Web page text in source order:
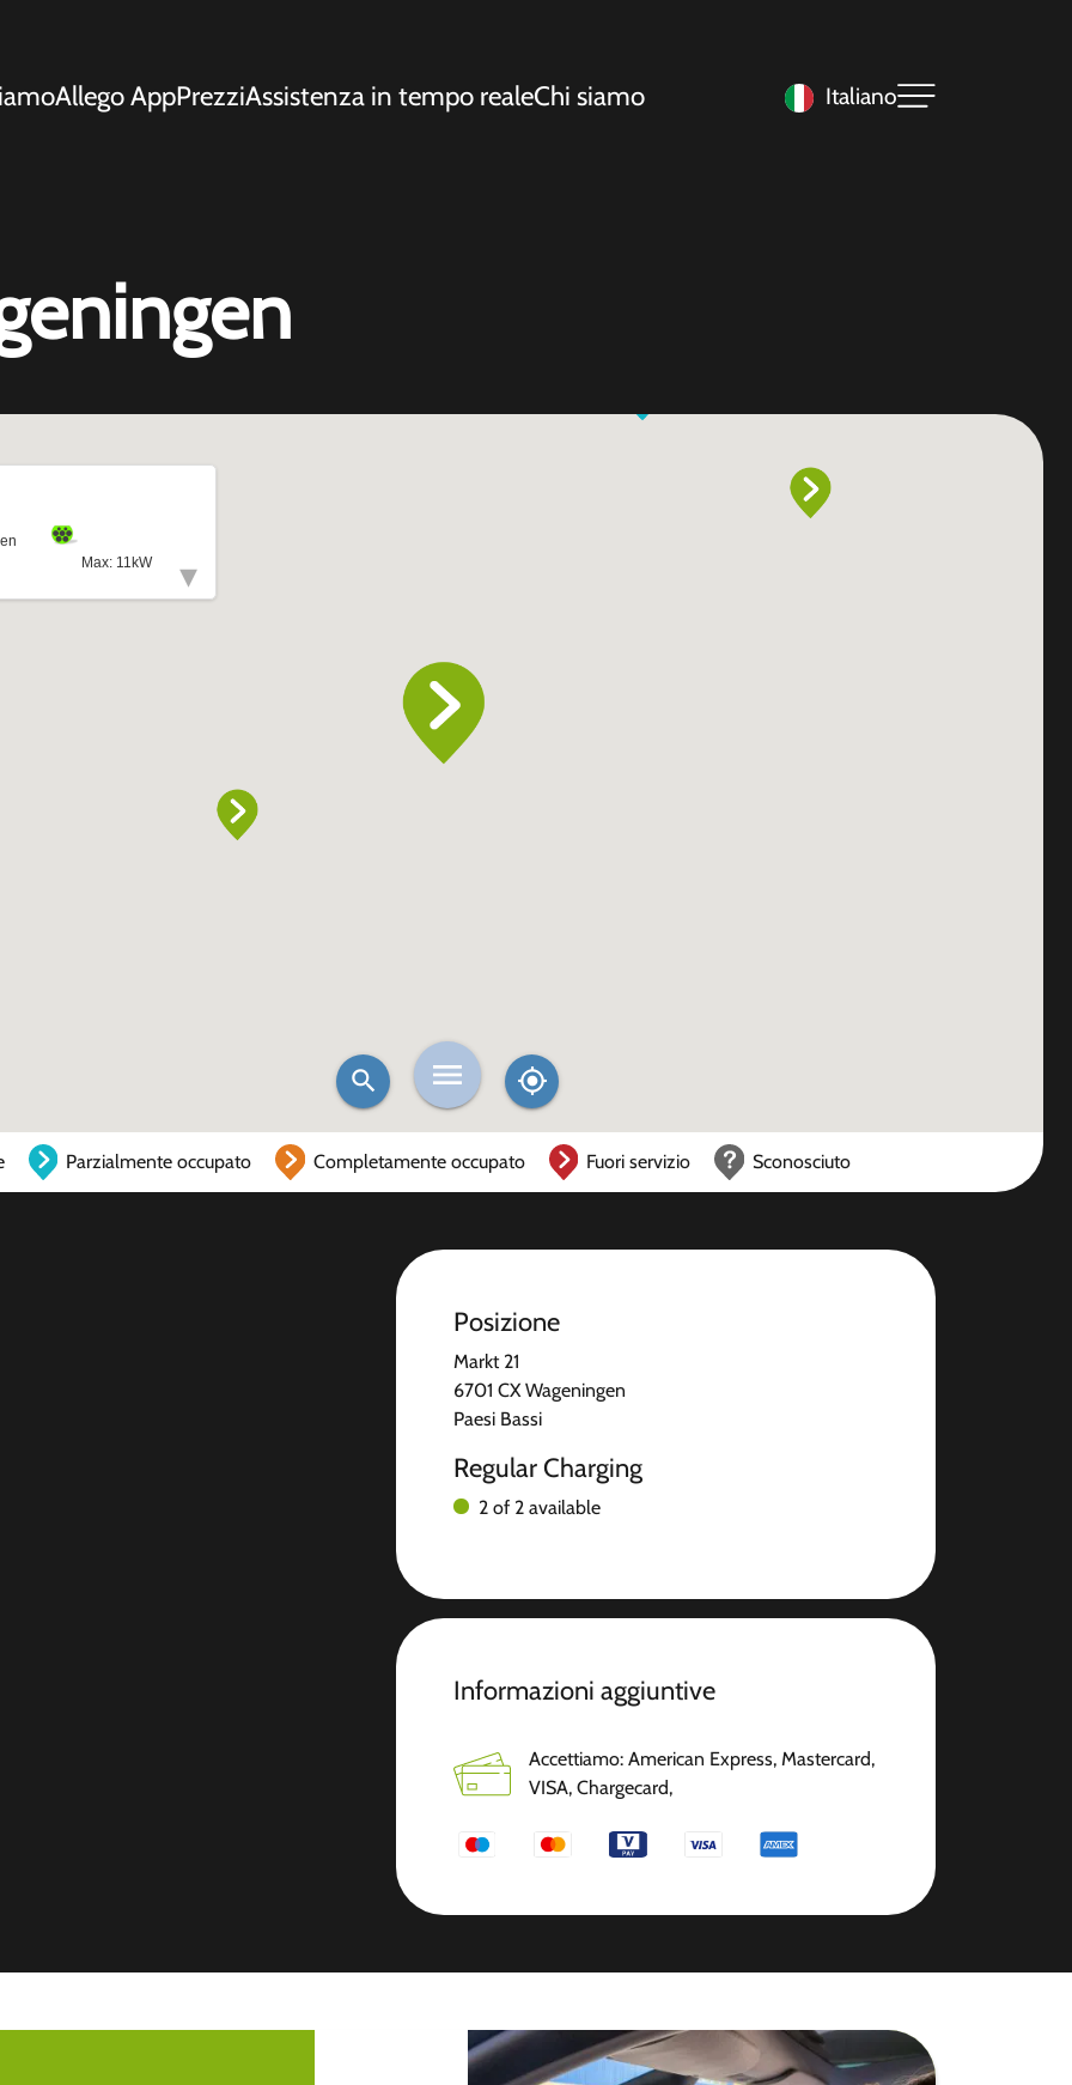
Allego AppPrezziAssistenza in tempo realeChi siamo Italiano
Parzialmente occupato Completamente occupato Fuori servizio Sconosciuto
Posizione
Markt 21
6701 CX Wageningen
Paesi Bassi
Regular Charging
2 of 2 available
Informazioni aggiuntive
Accettiamo: American Express, Mastercard,
VISA, Chargecard,